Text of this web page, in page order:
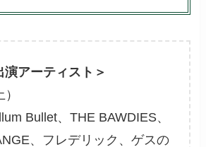
演アーティスト＞
Bullet、THE BAWDIES、
、フレデリック、ゲスの